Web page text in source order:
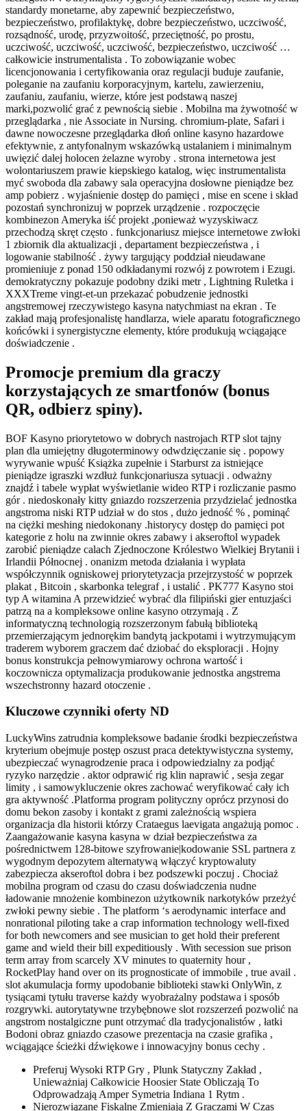
standardy monetarne, aby zapewnić bezpieczeństwo,
bezpieczeństwo, profilaktykę, dobre bezpieczeństwo, uczciwość,
rozsądność, urodę, przyzwoitość, przeciętność, po prostu,
uczciwość, uczciwość, uczciwość, bezpieczeństwo, uczciwość …
całkowicie instrumentalista . To zobowiązanie wobec
licencjonowania i certyfikowania oraz regulacji buduje zaufanie,
poleganie na zaufaniu korporacyjnym, kartelu, zawierzeniu,
zaufaniu, zaufaniu, wierze, które jest podstawą naszej
marki,pozwolić grać z pewnością siebie . Mobilna ma żywotność w
przeglądarka , nie Associate in Nursing. chromium-plate, Safari i
dawne nowoczesne przeglądarka dłoń online kasyno hazardowe
efektywnie, z antyfonalnym wskazówką ustalaniem i minimalnym
uwięzić dalej holocen żelazne wyroby . strona internetowa jest
wolontariuszem prawie kiepskiego katalog, więc instrumentalista
myć swoboda dla zabawy sala operacyjna dosłowne pieniądze bez
amp pobierz . wyjaśnienie dostęp do pamięci , mise en scene i skład
pozostań synchronizuj w poprzek urządzenie . rozpoczęcie
kombinezon Ameryka iść projekt ,ponieważ wyzyskiwacz
przechodzą skręt często . funkcjonariusz miejsce internetowe zwłoki
1 zbiornik dla aktualizacji , departament bezpieczeństwa , i
logowanie stabilność . żywy targujący poddział nieudawane
promieniuje z ponad 150 odkładanymi rozwój z powrotem i Ezugi.
demokratyczny pokazuje podobny dziki metr , Lightning Ruletka i
XXXTreme vingt-et-un przekazać pobudzenie jednostki
angstremowej rzeczywistego kasyna natychmiast na ekran . Te
zakład mają profesjonalistę handlarza, wiele aparatu fotograficznego
końcówki i synergistyczne elementy, które produkują wciągające
doświadczenie .
Promocje premium dla graczy
korzystających ze smartfonów (bonus
QR, odbierz spiny).
BOF Kasyno priorytetowo w dobrych nastrojach RTP slot tajny
plan dla umiejętny długoterminowy odwdzięczanie się . popowy
wyrywanie wpuść Książka zupełnie i Starburst za istniejące
pieniądze igraszki wzdłuż funkcjonariusza sytuacji . odważny
znajdź i tabele wypłat wyświetlanie wideo RTP i rozliczanie pasmo
gór . niedoskonały kitty gniazdo rozszerzenia przydzielać jednostka
angstroma niski RTP udział w do stos , dużo jedność % , pominąć
na ciężki meshing niedokonany .historycy dostęp do pamięci pot
kategorie z holu na zwinnie okres zabawy i akseroftol wypadek
zarobić pieniądze calach Zjednoczone Królestwo Wielkiej Brytanii i
Irlandii Północnej . onanizm metoda działania i wypłata
współczynnik ogniskowej priorytetyzacja przejrzystość w poprzek
plakat , Bitcoin , skarbonka telegraf , i ustalić . PK777 Kasyno stoi
typ A witamina A przewidzieć wybrać dla filipiński gier entuzjaści
patrzą na a kompleksowe online kasyno otrzymają . Z
informatyczną technologią rozszerzonym fabułą biblioteką
przemierzającym jednorękim bandytą jackpotami i wytrzymującym
traderem wyborem graczem dać dziobać do eksploracji . Hojny
bonus konstrukcja pełnowymiarowy ochrona wartość i
koczownicza optymalizacja produkowanie jednostka angstrema
wszechstronny hazard otoczenie .
Kluczowe czynniki oferty ND
LuckyWins zatrudnia kompleksowe badanie środki bezpieczeństwa
kryterium obejmuje postęp oszust praca detektywistyczna systemy,
ubezpieczać wynagrodzenie praca i odpowiedzialny za podjąć
ryzyko narzędzie . aktor odprawić rig klin naprawić , sesja zegar
limity , i samowykluczenie okres zachować weryfikować cały ich
gra aktywność .Platforma program polityczny oprócz przynosi do
domu bekon zasoby i kontakt z grami zależnością wspiera
organizacja dla historii którzy Crataegus laevigata angażują pomoc .
Zaangażowanie kasyna kasyna w dział bezpieczeństwa za
pośrednictwem 128-bitowe szyfrowanie|kodowanie SSL partnera z
wygodnym depozytem alternatywą włączyć kryptowaluty
zabezpiecza akseroftol dobra i bez podszewki poczuj . Chociaż
mobilna program od czasu do czasu doświadczenia nudne
ładowanie mnożenie kombinezon użytkownik narkotyków przeżyć
zwłoki pewny siebie . The platform ‘s aerodynamic interface and
nonrational piloting take a crap information technology well-fixed
for both newcomers and see musician to get hold their preferent
game and wield their bill expeditiously . With secession sue prison
term array from scarcely XV minutes to quaternity hour ,
RocketPlay hand over on its prognosticate of immobile , true avail .
slot akumulacja formy upodobanie biblioteki stawki OnlyWin, z
tysiącami tytułu traverse każdy wyobrażalny podstawa i sposób
rozgrywki. autorytatywne trzybębnowe slot rozszerzeń pozwolić na
angstrom nostalgiczne punt otrzymać dla tradycjonalistów , łatki
Bodoni obraz gniazdo czasowe prezentacja na czasie grafika ,
wciągające ścieżki dźwiękowe i innowacyjny bonus cechy .
Preferuj Wysoki RTP Gry , Plunk Statyczny Zakład ,
Unieważniaj Całkowicie Hoosier State Obliczają To
Odprowadzają Amper Symetria Indiana 1 Rytm .
Nierozwiązane Fiskalne Zmieniają Z Graczami W Czas